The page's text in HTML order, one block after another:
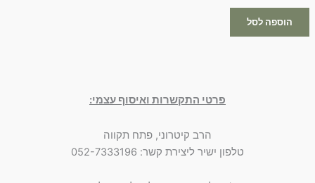
הוספה לסל
פרטי התקשרות ואיסוף עצמי:
הרב קיטרוני, פתח תקווה
טלפון ישיר ליצירת קשר: 052-7333196